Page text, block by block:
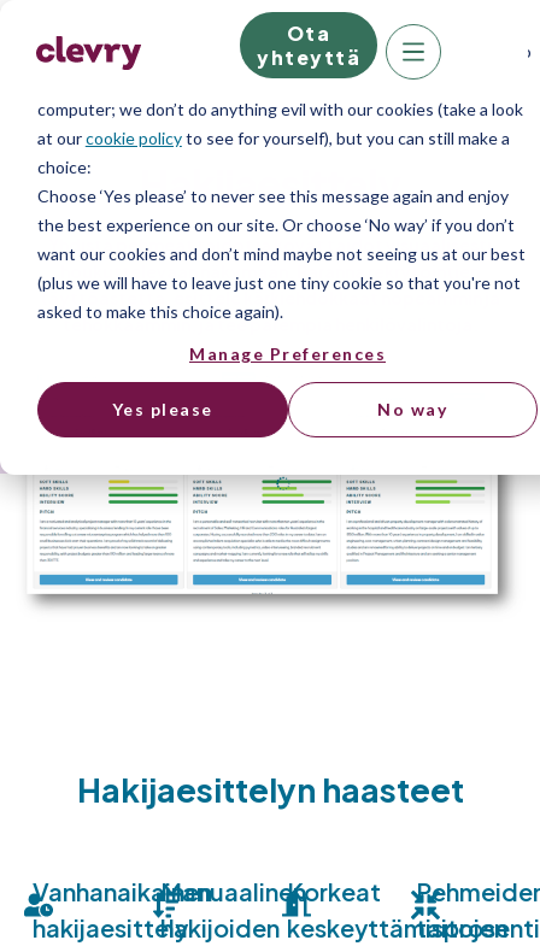
We know right? These cookie pop-ups can really ruin your visit, so
we’ll make this quick. This website does store cookies on your
computer; we don’t do anything evil with our cookies (take a look
at ourcookie policyto see for yourself), but you can still make a
choice:
Choose ‘Yes please’ to never see this message again and enjoy
the best experience on our site. Or choose ‘No way’ if you don’t
want our cookies and don’t mind maybe not seeing us at our best
(plus we will have to leave just one tiny cookie so that you're not
asked to make this choice again).
Manage Preferences
Yes please No way
Ota
yhteyttä
Alustaominaisuus
Hakijaesittely
Yhdistä pehmeät taidot ja kovat taidot visuaalisesti
täyttöastetta, esittele kärkiehdokkaat nopeammin ja
tehokkaammin, ja tee parempia henkilövalintoja.
Hakijaesittelyn haasteet
Vanhanaikainen
hakijaesittely
Manuaalinen
hakijoiden
Korkeat
taitojen